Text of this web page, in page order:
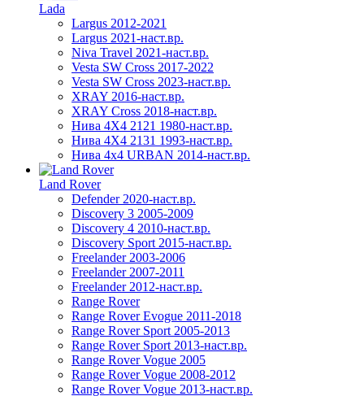
Lada
Largus 2012-2021
Largus 2021-наст.вр.
Niva Travel 2021-наст.вр.
Vesta SW Cross 2017-2022
Vesta SW Cross 2023-наст.вр.
XRAY 2016-наст.вр.
XRAY Cross 2018-наст.вр.
Нива 4X4 2121 1980-наст.вр.
Нива 4X4 2131 1993-наст.вр.
Нива 4х4 URBAN 2014-наст.вр.
Land Rover
Defender 2020-наст.вр.
Discovery 3 2005-2009
Discovery 4 2010-наст.вр.
Discovery Sport 2015-наст.вр.
Freelander 2003-2006
Freelander 2007-2011
Freelander 2012-наст.вр.
Range Rover
Range Rover Evogue 2011-2018
Range Rover Sport 2005-2013
Range Rover Sport 2013-наст.вр.
Range Rover Vogue 2005
Range Rover Vogue 2008-2012
Range Rover Vogue 2013-наст.вр.